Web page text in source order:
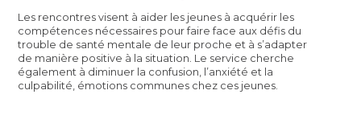
Les rencontres visent à aider les jeunes à acquérir les
compétences nécessaires pour faire face aux défis du
trouble de santé mentale de leur proche et à s’adapter
de manière positive à la situation. Le service cherche
également à diminuer la confusion, l’anxiété et la
culpabilité, émotions communes chez ces jeunes.